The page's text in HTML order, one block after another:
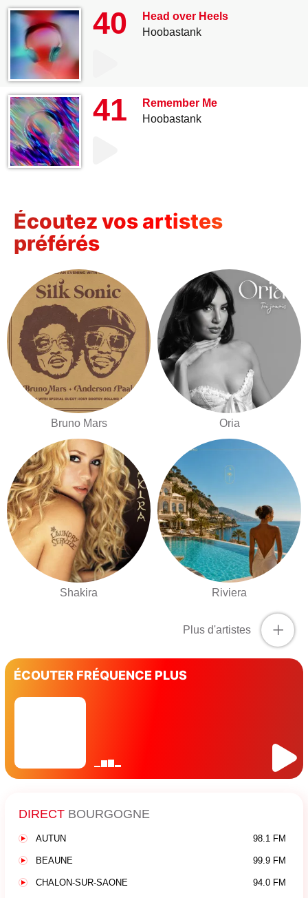
40
Head over Heels
Hoobastank
41
Remember Me
Hoobastank
Écoutez vos artistes
préférés
Bruno Mars Oria
Shakira Riviera
+
Plus d'artistes
ÉCOUTER FRÉQUENCE PLUS
DIRECT BOURGOGNE
AUTUN 98.1 FM
BEAUNE 99.9 FM
CHALON-SUR-SAONE 94.0 FM